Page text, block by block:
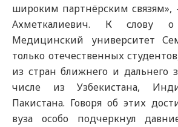
широким партнёрским связям»,
Ахметкалиевич. К слову
Медицинский университет
только отечественных
из стран ближнего и дальнего
числе из Узбекистана,
Пакистана. Говоря об этих
вуза особо подчеркнул